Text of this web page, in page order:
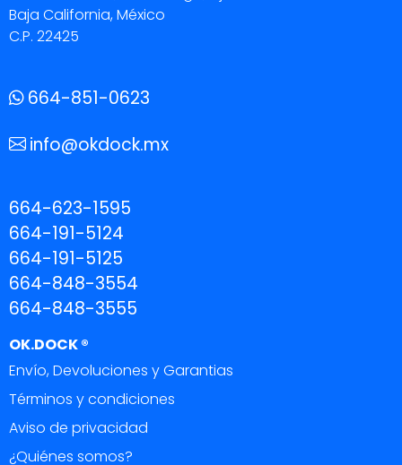
Baja California, México
C.P. 22425
664-851-0623
info@okdock.mx
664-623-1595
664-191-5124
664-191-5125
664-848-3554
664-848-3555
OK.DOCK ®
Envío, Devoluciones y Garantias
Términos y condiciones
Aviso de privacidad
¿Quiénes somos?